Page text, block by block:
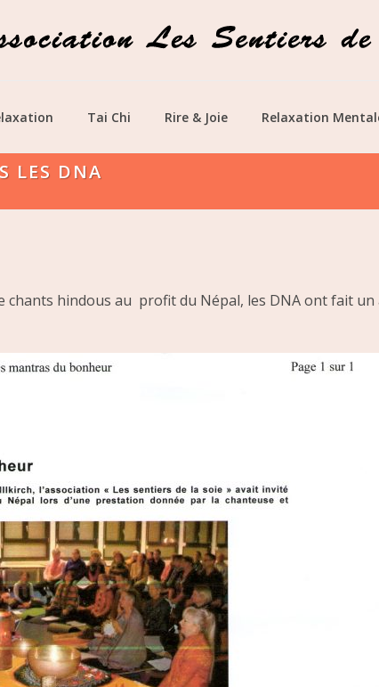
Tai Chi Rire & Joie Relaxation
LES DNA
chants hindous au profit du Népal, les DNA ont fait